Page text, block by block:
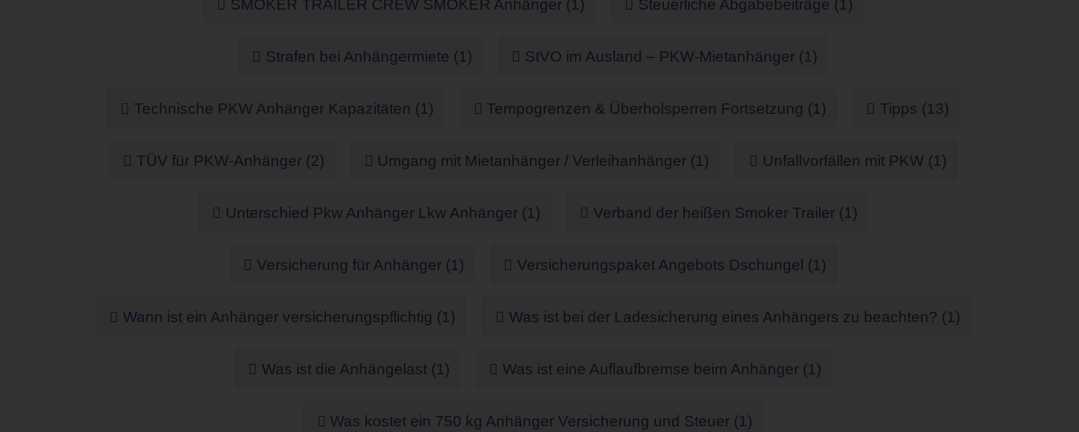
SMOKER TRAILER CREW SMOKER Anhänger (1) Steuerliche Abgabebeiträge (1)
Strafen bei Anhängermiete (1) StVO im Ausland – PKW-Mietanhänger (1)
Technische PKW Anhänger Kapazitäten (1) Tempogrenzen & Überholsperren Fortsetzung (1) Tipps (13)
TÜV für PKW-Anhänger (2) Umgang mit Mietanhänger / Verleihanhänger (1) Unfallvorfällen mit PKW (1)
Unterschied Pkw Anhänger Lkw Anhänger (1) Verband der heißen Smoker Trailer (1)
Versicherung für Anhänger (1) Versicherungspaket Angebots Dschungel (1)
Wann ist ein Anhänger versicherungspflichtig (1) Was ist bei der Ladesicherung eines Anhängers zu beachten? (1)
Was ist die Anhängelast (1) Was ist eine Auflaufbremse beim Anhänger (1)
Was kostet ein 750 kg Anhänger Versicherung und Steuer (1)